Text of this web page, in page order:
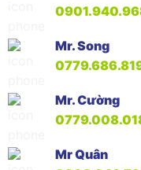
Mr. Song
Mr. Cường
Mr Quân